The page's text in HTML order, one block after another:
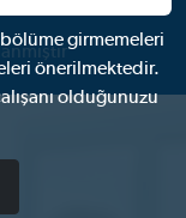
girmemeleri
önerilmektedir.
olduğunuzu